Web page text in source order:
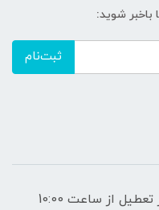
باخبر شوید:
ثبت‌نام
ساعات پاسخگویی: فقط روزهای غیر تعطیل از ساعت 10:00